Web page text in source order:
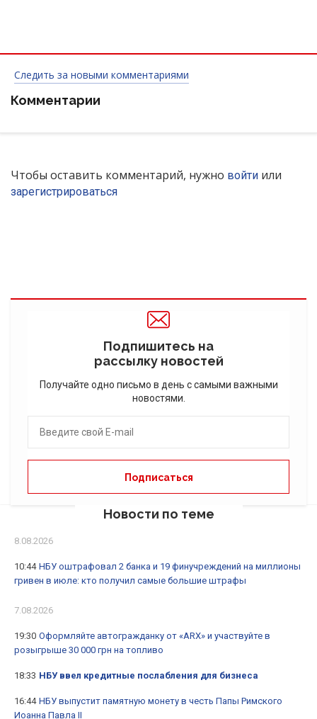
Следить за новыми комментариями
Комментарии
Чтобы оставить комментарий, нужно войти или
зарегистрироваться
Подпишитесь на
рассылку новостей
Получайте одно письмо в день с самыми важными
новостями.
Новости по теме
8.08.2026
10:44 НБУ оштрафовал 2 банка и 19 финучреждений на миллионы
гривен в июле: кто получил самые большие штрафы
7.08.2026
19:30 Оформляйте автогражданку от «ARX» и участвуйте в
розыгрыше 30 000 грн на топливо
18:33 НБУ ввел кредитные послабления для бизнеса
16:44 НБУ выпустит памятную монету в честь Папы Римского
Иоанна Павла II